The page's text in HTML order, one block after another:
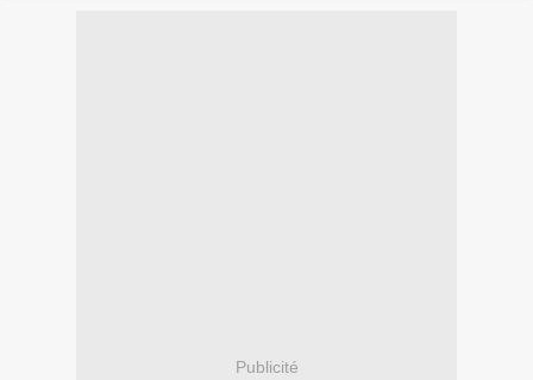
Publicité